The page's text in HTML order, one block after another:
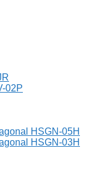
02P
HSGN-05H
HSGN-03H